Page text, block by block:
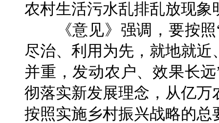
农村生活污水乱排乱放现象
《意见》强调，要按照
尽治、利用为先，就地就
并重，发动农户、效果长
彻落实新发展理念，从亿
按照实施乡村振兴战略的